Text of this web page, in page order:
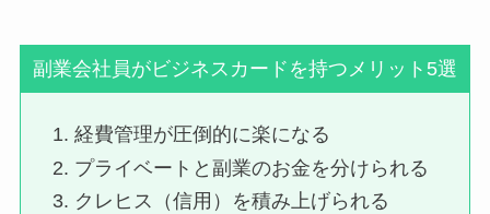
副業会社員がビジネスカードを持つメリット5選
経費管理が圧倒的に楽になる
プライベートと副業のお金を分けられる
クレヒス（信用）を積み上げられる